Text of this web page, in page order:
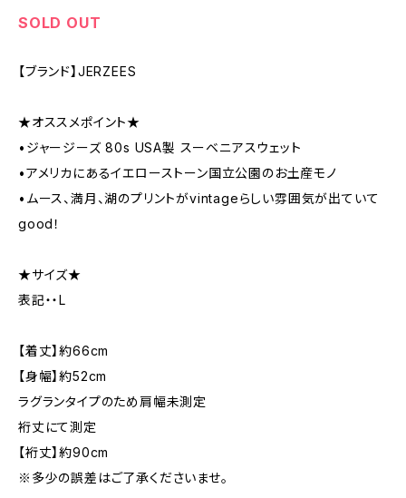
SOLD OUT
【ブランド】JERZEES
★オススメポイント★
•ジャージーズ 80s USA製 スーベニアスウェット
•アメリカにあるイエローストーン国立公園のお土産モノ
•ムース、満月、湖のプリントがvintageらしい雰囲気が出ていて
good！
★サイズ★
表記・・L
【着丈】約66cm
【身幅】約52cm
ラグランタイプのため肩幅未測定
裄丈にて測定
【裄丈】約90cm
※多少の誤差はご了承くださいませ。